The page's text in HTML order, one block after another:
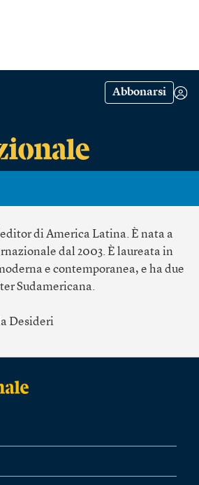
Abbonarsi
di America Latina. È nata a
dal 2003. È laureata in
e contemporanea, e ha due
Sudamericana.
Desideri